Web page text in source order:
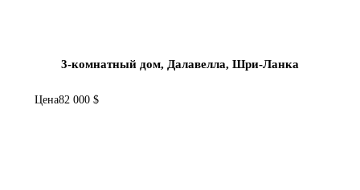
3-комнатный дом, Далавелла, Шри-Ланка
Цена82 000 $